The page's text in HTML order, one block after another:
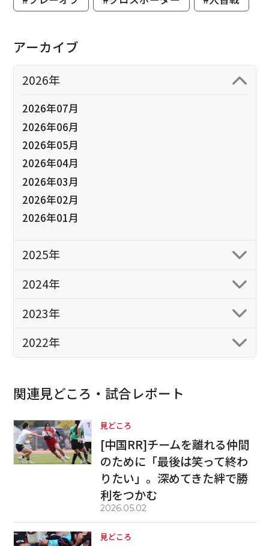
アーカイブ
2026年
2026年07月
2026年06月
2026年05月
2026年04月
2026年03月
2026年02月
2026年01月
2025年
2024年
2023年
2022年
関連見どころ・試合レポート
見どころ
[中国RR]チームを離れる仲間
のために「最後は笑って終わ
りたい」。深めてきた絆で勝
利をつかむ
2026.05.02
見どころ